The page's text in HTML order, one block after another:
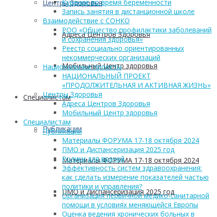
Центры Здоровья
Адреса Центров Здоровья
Мобильный Центр здоровья
Cпециалистам
Публикации
Материалы ФОРУМА 17-18 октября 2024
ПМО и Диспансеризация 2025 год
Курение во время беременности
Запись занятия в дистанционной школе
Взаимодействие с СОНКО
РОО «Общество профилактики заболеваний
и сохранения здоровья»
Реестр социально ориентированных
некоммерческих организаций
Национальные проекты
НАЦИОНАЛЬНЫЙ ПРОЕКТ
«ПРОДОЛЖИТЕЛЬНАЯ И АКТИВНАЯ ЖИЗНЬ»
Центры Здоровья
Адреса Центров Здоровья
Мобильный Центр здоровья
Cпециалистам
Публикации
Материалы ФОРУМА 17-18 октября 2024
ПМО и Диспансеризация 2025 год
Ролики для врачей
Эффективность систем здравоохранения:
как сделать измерение показателей частью
политики и управления?
Организация первичной медико-санитарной
помощи в условиях меняющейся Европы
Оценка ведения хронических больных в